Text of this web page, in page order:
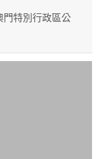
門特別行政區公